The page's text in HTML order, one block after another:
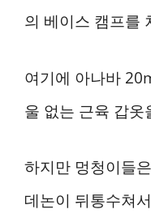
의 베이스 캠프를
여기에 아나바
울 없는 근육 갑옷
하지만 멍청이들
데논이 뒤통수쳐